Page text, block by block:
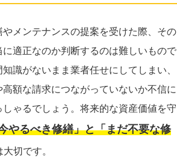
メンテナンスの提案を受けた際、その
に適正なのか判断するのは難しいもので
識がないまま業者任せにしてしまい、
額な請求につながっていないか不信に
ゃるでしょう。将来的な資産価値を守
やるべき修繕」と「まだ不要な修
大切です。